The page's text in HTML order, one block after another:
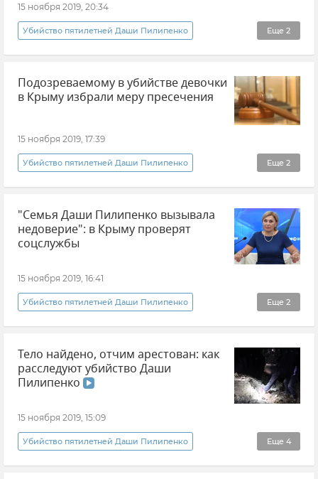
15 ноября 2019, 20:34
Еще 2
Убийство пятилетней Даши Пилипенко
Общество Новости
Подозреваемому в убийстве девочки
в Крыму избрали меру пресечения
15 ноября 2019, 17:39
Еще 2
Убийство пятилетней Даши Пилипенко
Новости Происшествия
"Семья Даши Пилипенко вызывала
недоверие": в Крыму проверят
соцслужбы
15 ноября 2019, 16:41
Еще 2
Убийство пятилетней Даши Пилипенко
Общество Новости
Тело найдено, отчим арестован: как
расследуют убийство Даши
Пилипенко
15 ноября 2019, 15:09
Еще 4
Убийство пятилетней Даши Пилипенко
Происшествия Новости Видео